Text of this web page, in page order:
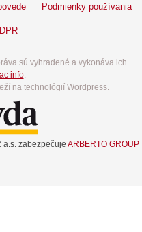
Podmienky používania
sú vyhradené a vykonáva ich
info.
na technológií Wordpress.
a.s. zabezpečuje ARBERTO GROUP